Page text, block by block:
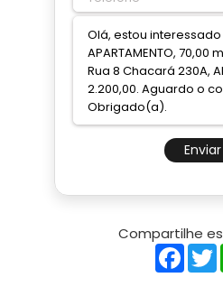
Enviar
Compartilhe